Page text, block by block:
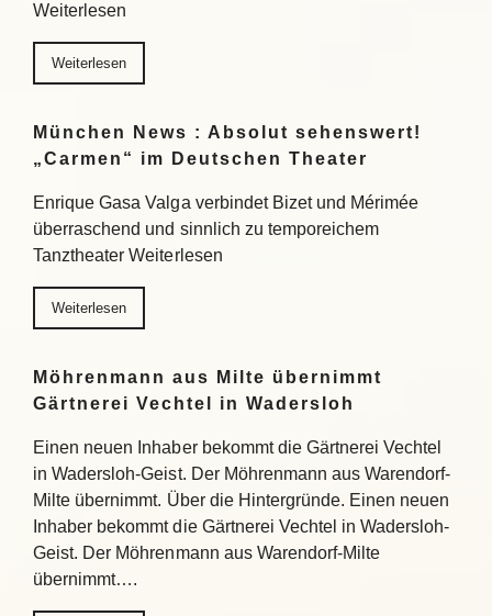
Weiterlesen
Weiterlesen
München News : Absolut sehenswert!
„Carmen“ im Deutschen Theater
Enrique Gasa Valga verbindet Bizet und Mérimée
überraschend und sinnlich zu temporeichem
Tanztheater Weiterlesen
Weiterlesen
Möhrenmann aus Milte übernimmt
Gärtnerei Vechtel in Wadersloh
Einen neuen Inhaber bekommt die Gärtnerei Vechtel
in Wadersloh-Geist. Der Möhrenmann aus Warendorf-
Milte übernimmt. Über die Hintergründe. Einen neuen
Inhaber bekommt die Gärtnerei Vechtel in Wadersloh-
Geist. Der Möhrenmann aus Warendorf-Milte
übernimmt….